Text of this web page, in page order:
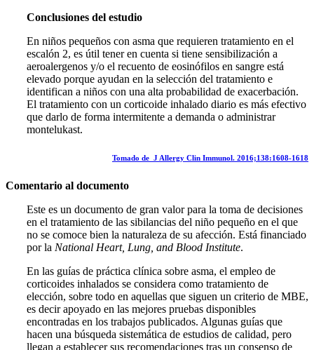
Conclusiones del estudio
En niños pequeños con asma que requieren tratamiento en el
escalón 2, es útil tener en cuenta si tiene sensibilización a
aeroalergenos y/o el recuento de eosinófilos en sangre está
elevado porque ayudan en la selección del tratamiento e
identifican a niños con una alta probabilidad de exacerbación.
El tratamiento con un corticoide inhalado diario es más efectivo
que darlo de forma intermitente a demanda o administrar
montelukast.
Tomado de J Allergy Clin Immunol. 2016;138:1608-1618
Comentario al documento
Este es un documento de gran valor para la toma de decisiones
en el tratamiento de las sibilancias del niño pequeño en el que
no se comoce bien la naturaleza de su afección. Está financiado
por la National Heart, Lung, and Blood Institute.
En las guías de práctica clínica sobre asma, el empleo de
corticoides inhalados se considera como tratamiento de
elección, sobre todo en aquellas que siguen un criterio de MBE,
es decir apoyado en las mejores pruebas disponibles
encontradas en los trabajos publicados. Algunas guías que
hacen una búsqueda sistemática de estudios de calidad, pero
llegan a establecer sus recomendaciones tras un consenso de